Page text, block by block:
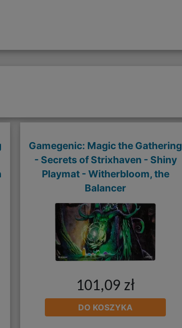
Gamegenic: Magic the Gathering
- Secrets of Strixhaven - Shiny
Playmat - Witherbloom, the
Balancer
101,09 zł
DO KOSZYKA